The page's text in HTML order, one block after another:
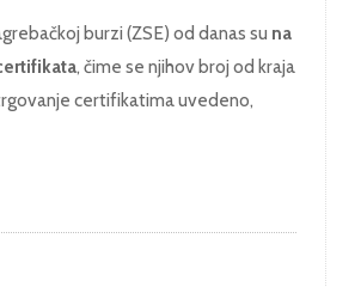
burzi (ZSE) od danas su na
, čime se njihov broj od kraja
certifikatima uvedeno,